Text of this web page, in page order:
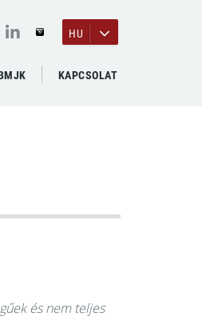
HU
KAPCSOLAT
és nem teljes